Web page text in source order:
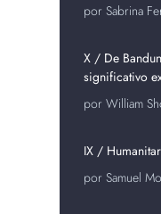
por Sabrina
X / De
significativo
por William
IX /
por Samuel